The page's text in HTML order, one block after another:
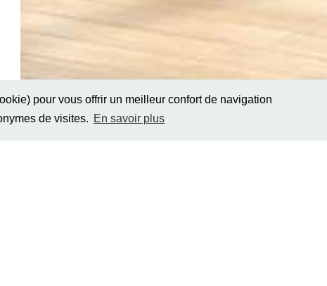
pour vous offrir un meilleur confort de navigation
de visites. En savoir plus
Depuis2008
légales
RGPD
Médiation